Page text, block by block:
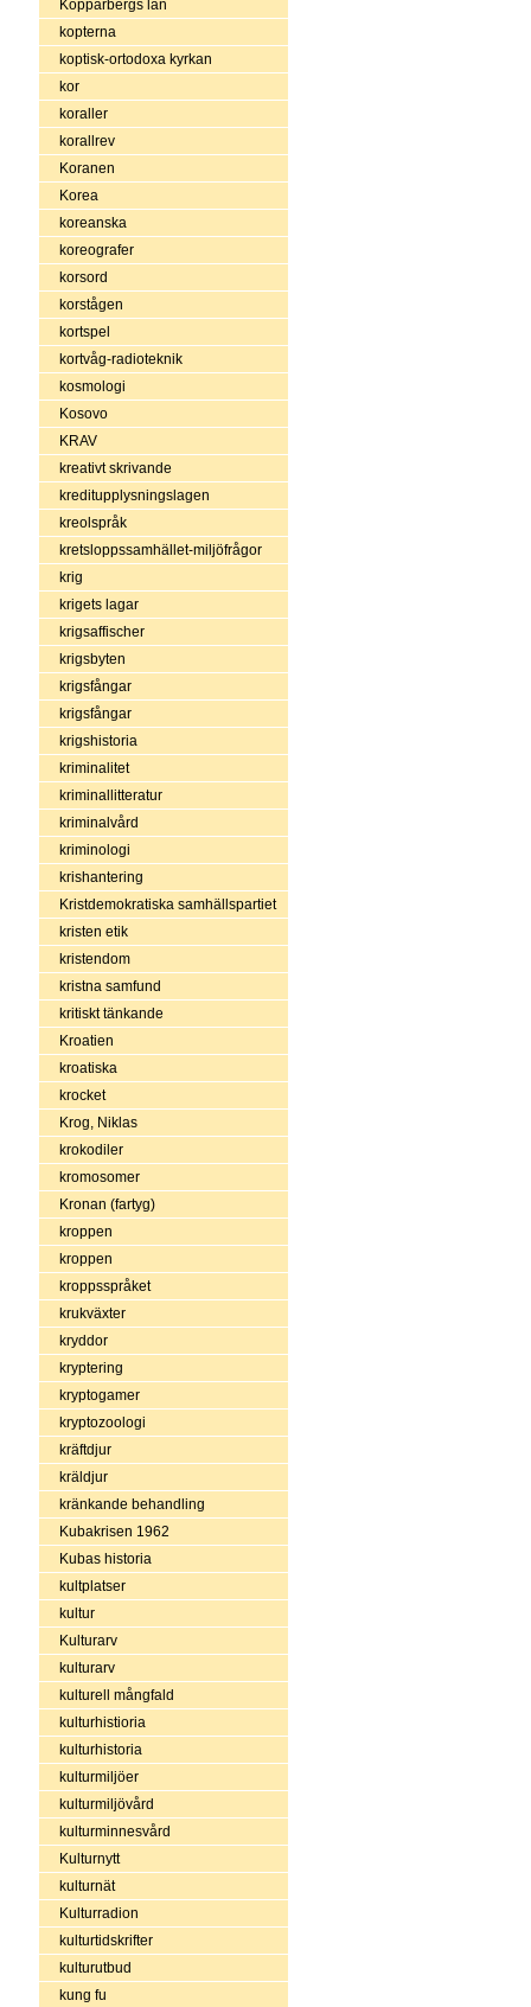
Kopparbergs län
kopterna
koptisk-ortodoxa kyrkan
kor
koraller
korallrev
Koranen
Korea
koreanska
koreografer
korsord
korstågen
kortspel
kortvåg-radioteknik
kosmologi
Kosovo
KRAV
kreativt skrivande
kreditupplysningslagen
kreolspråk
kretsloppssamhället-miljöfrågor
krig
krigets lagar
krigsaffischer
krigsbyten
krigsfångar
krigsfångar
krigshistoria
kriminalitet
kriminallitteratur
kriminalvård
kriminologi
krishantering
Kristdemokratiska samhällspartiet
kristen etik
kristendom
kristna samfund
kritiskt tänkande
Kroatien
kroatiska
krocket
Krog, Niklas
krokodiler
kromosomer
Kronan (fartyg)
kroppen
kroppen
kroppsspråket
krukväxter
kryddor
kryptering
kryptogamer
kryptozoologi
kräftdjur
kräldjur
kränkande behandling
Kubakrisen 1962
Kubas historia
kultplatser
kultur
Kulturarv
kulturarv
kulturell mångfald
kulturhistioria
kulturhistoria
kulturmiljöer
kulturmiljövård
kulturminnesvård
Kulturnytt
kulturnät
Kulturradion
kulturtidskrifter
kulturutbud
kung fu